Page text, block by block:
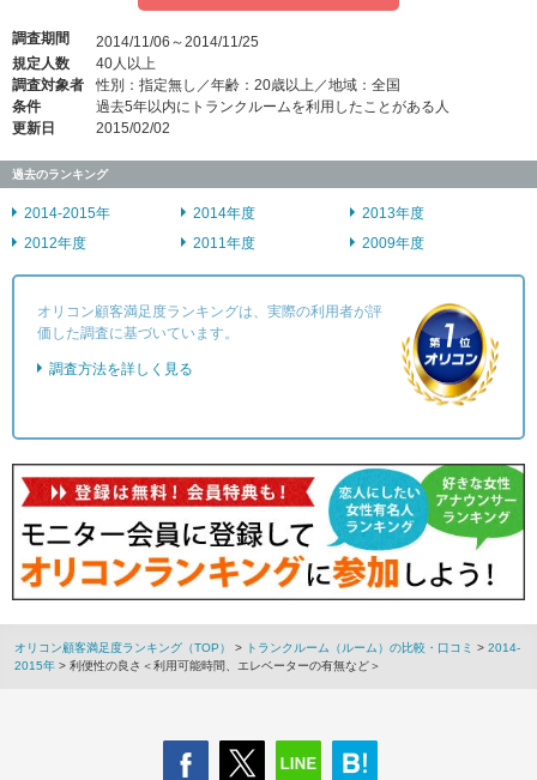
調査期間
2014/11/06～2014/11/25
規定人数
40人以上
調査対象者
性別：指定無し／年齢：20歳以上／地域：全国
条件
過去5年以内にトランクルームを利用したことがある人
更新日
2015/02/02
過去のランキング
2014-2015年 2014年度
2013年度
2012年度
2011年度 2009年度
オリコン顧客満足度ランキングは、実際の利用者が評
価した調査に基づいています。
調査方法を詳しく見る
オリコン顧客満足度ランキング（TOP） > トランクルーム（ルーム）の比較・口コミ > 2014-
2015年 > 利便性の良さ＜利用可能時間、エレベーターの有無など＞